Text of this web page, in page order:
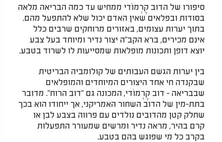
סיפורו של הדוב קֶרְמוֹדי ממחיש עד כמה הבריאה מלאה
בסודות ובפלאים שאין האדם יכול שלא להתפעל מהם.
בתוך יערות עצומים, באזורים מרוחקים שרבים כלל
אינם מכירים, ברא הקב"ה יצור נדיר ומיוחד בעל צבע
יוצא דופן ותכונות מופלאות שמסייעות לו לשרוד בטבע.
בין יערות הגשם העבותים של קולומביה הבריטית
שבקנדה חי אחד היצורים המיוחדים והמופלאים
שבבריאה - דוב קֶרְמוֹדי, המכונה גם "דוב הרוח". מדובר
בתת-מין של הדוב השחור האמריקני, אך ייחודו הוא בכך
שחלק קטן מהדובים נולדים עם פרווה בצבע לבן או
קרם בהיר, מראה נדיר ומרשים שמעורר התפעלות
בקרב כל מי שפוגש בהם בטבע.